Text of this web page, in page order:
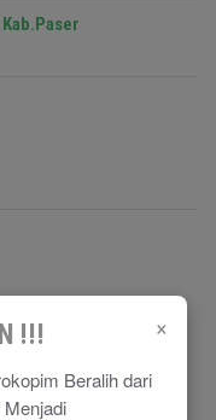
×
!!!
Beralih dari